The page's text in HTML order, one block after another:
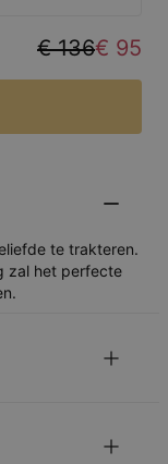
€ 136€ 95
te trakteren.
zal het perfecte
opmerkingen.